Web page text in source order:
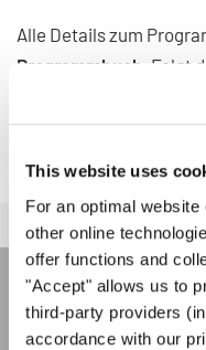
This website uses
For an optimal
other online
offer functions and
"Accept" allows us to
third-party providers
accordance with our
Alle Details zum
Programmbuch . Folgt
Stories!